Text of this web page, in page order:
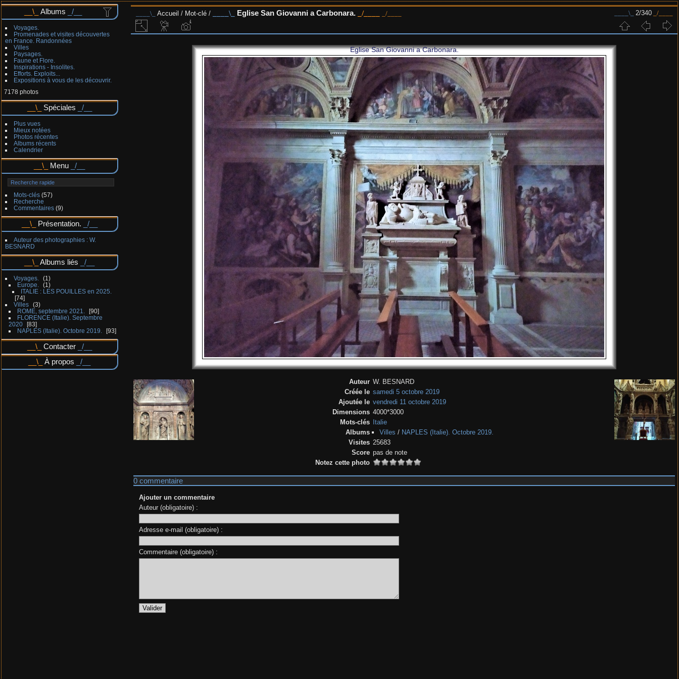
Albums
Voyages.
Promenades et visites découvertes
en France. Randonnées
Villes
Paysages.
Faune et Flore.
Inspirations - Insolites.
Efforts. Exploits...
Expositions à vous de les découvrir.
7178 photos
Spéciales
Plus vues
Mieux notées
Photos récentes
Albums récents
Calendrier
Menu
Mots-clés(57)
Recherche
Commentaires(9)
Présentation.
Auteur des photographies : W.
BESNARD
Albums liés
Voyages.
1
Europe.
1
ITALIE : LES POUILLES en 2025.
74
Villes
3
ROME, septembre 2021.
90
FLORENCE (Italie). Septembre
2020
83
NAPLES (Italie). Octobre 2019.
93
Contacter
À propos
Accueil / Mot-clé / Eglise San Giovanni a Carbonara. 2/340
Eglise San Giovanni a Carbonara.
Auteur W. BESNARD
Créée le samedi 5 octobre 2019
Ajoutée le vendredi 11 octobre 2019
Dimensions 4000*3000
Mots-clés
Italie
Albums
Villes / NAPLES (Italie). Octobre 2019.
Visites 25683
Score pas de note
Notez cette photo
0 commentaire
Ajouter un commentaire
Auteur (obligatoire) :
Adresse e-mail (obligatoire) :
Commentaire (obligatoire) :